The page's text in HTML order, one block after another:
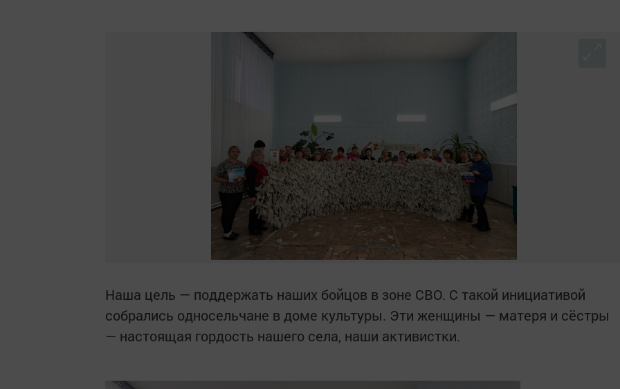
Наша цель — поддержать наших бойцов в зоне СВО. С такой инициативой
собрались односельчане в доме культуры. Эти женщины — матеря и сёстры
— настоящая гордость нашего села, наши активистки.